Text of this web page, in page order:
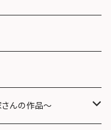
んの作品～